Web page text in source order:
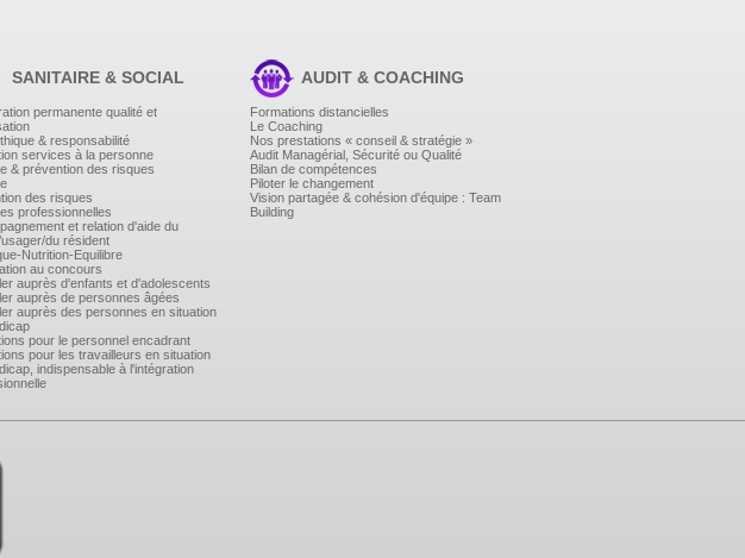
SANITAIRE & SOCIAL
permanente qualité et
& responsabilité
services à la personne
& prévention des risques
des risques
professionnelles
et relation d'aide du
du résident
Nutrition-Equilibre
au concours
auprès d'enfants et d'adolescents
auprès de personnes âgées
auprès des personnes en situation
pour le personnel encadrant
pour les travailleurs en situation
indispensable à l'intégration
AUDIT & COACHING
Formations distancielles
Le Coaching
Nos prestations « conseil & stratégie »
Audit Managérial, Sécurité ou Qualité
Bilan de compétences
Piloter le changement
Vision partagée & cohésion d'équipe : Team
Building